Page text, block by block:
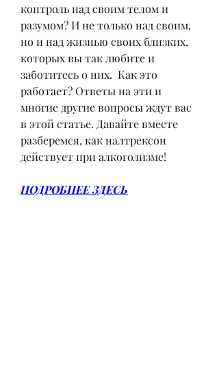
контроль над своим телом и
разумом? И не только над своим,
но и над жизнью своих близких,
которых вы так любите и
заботитесь о них.  Как это
работает? Ответы на эти и
многие другие вопросы ждут вас
в этой статье. Давайте вместе
разберемся, как налтрексон
действует при алкоголизме!
ПОДРОБНЕЕ ЗДЕСЬ